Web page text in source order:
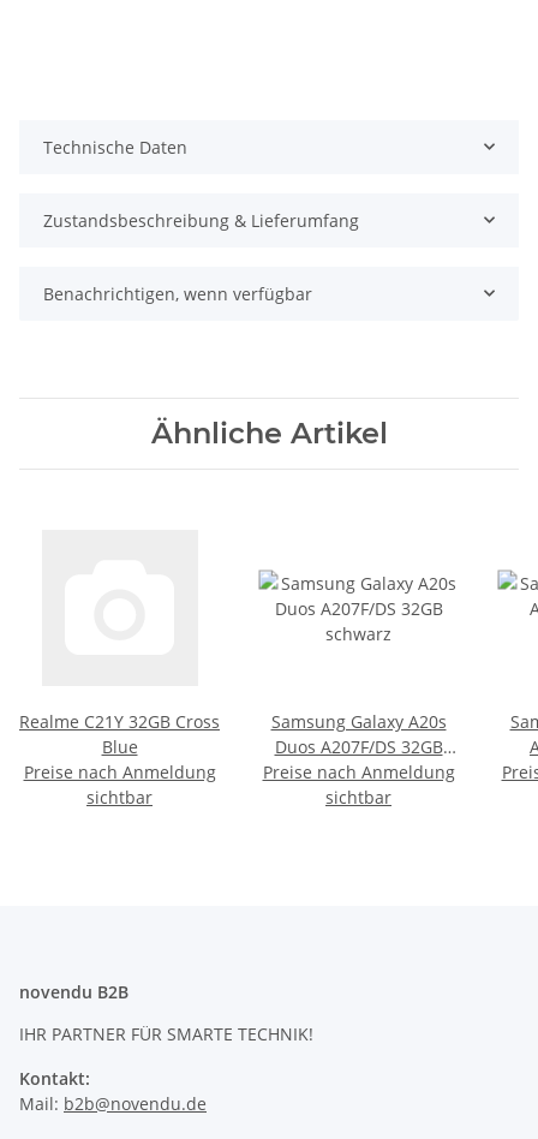
Technische Daten
Zustandsbeschreibung & Lieferumfang
Benachrichtigen, wenn verfügbar
Ähnliche Artikel
Realme C21Y 32GB Cross
Blue
Preise nach Anmeldung
sichtbar
Samsung Galaxy A20s
Duos A207F/DS 32GB
schwarz
Preise nach Anmeldung
sichtbar
novendu B2B
IHR PARTNER FÜR SMARTE TECHNIK!
Kontakt:
Mail: b2b@novendu.de